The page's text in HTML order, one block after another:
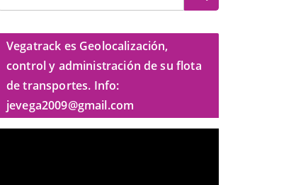
Vegatrack es Geolocalización,
control y administración de su flota
de transportes. Info:
jevega2009@gmail.com